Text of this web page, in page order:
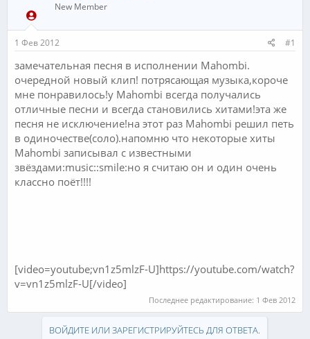
е
м
ы
ч
л
а
New Member
1 Фев 2012 #1
замечательная песня в исполнении Mahombi.
очередной новый клип! потрясающая музыка,короче
мне понравилось!у Mahombi всегда получались
отличные песни и всегда становились хитами!эта же
песня не исключение!на этот раз Mahombi решил петь
в одиночестве(соло).напомню что некоторые хиты
Mahombi записывал с известными
звёздами:music::smile:но я считаю он и один очень
классно поёт!!!!
[video=youtube;vn1z5mlzF-U]https://youtube.com/watch?
v=vn1z5mlzF-U[/video]
Последнее редактирование: 1 Фев 2012
ВОЙДИТЕ ИЛИ ЗАРЕГИСТРИРУЙТЕСЬ ДЛЯ ОТВЕТА.